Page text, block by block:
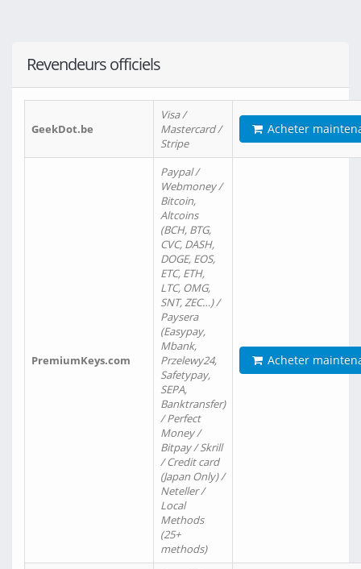
Revendeurs officiels
GeekDot.be
Visa /
Mastercard /
Stripe
Acheter
PremiumKeys.com
Paypal /
Webmoney /
Bitcoin,
Altcoins
(BCH, BTG,
CVC, DASH,
DOGE, EOS,
ETC, ETH,
LTC, OMG,
SNT, ZEC…) /
Paysera
(Easypay,
Mbank,
Przelewy24,
Safetypay,
SEPA,
Banktransfer)
/ Perfect
Money /
Bitpay / Skrill
/ Credit card
(Japan Only) /
Neteller /
Local
Methods
(25+
methods)
Acheter